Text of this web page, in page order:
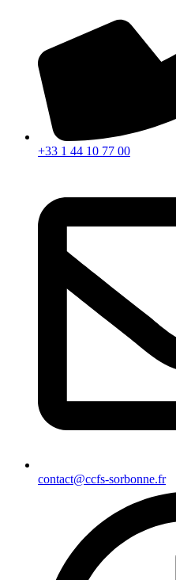
+33 1 44 10 77 00
contact@ccfs-sorbonne.fr